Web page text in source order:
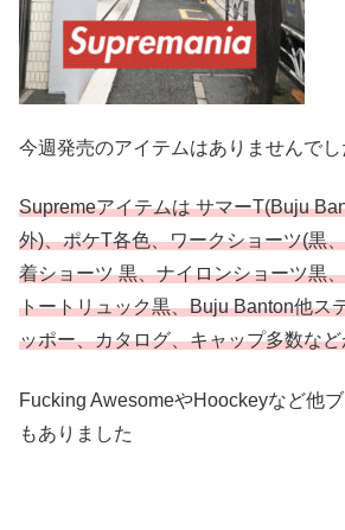
今週発売のアイテムはありませんでし
Supremeアイテムは サマーT(Buju
外)、ポケT各色、ワークショーツ(黒
着ショーツ 黒、ナイロンショーツ黒
トートリュック黒、Buju Banton他ス
ッポー、カタログ、キャップ多数な
Fucking AwesomeやHoockeyなど他
もありました